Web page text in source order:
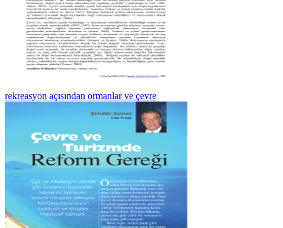
rekreasyon açısından ormanlar ve çevre